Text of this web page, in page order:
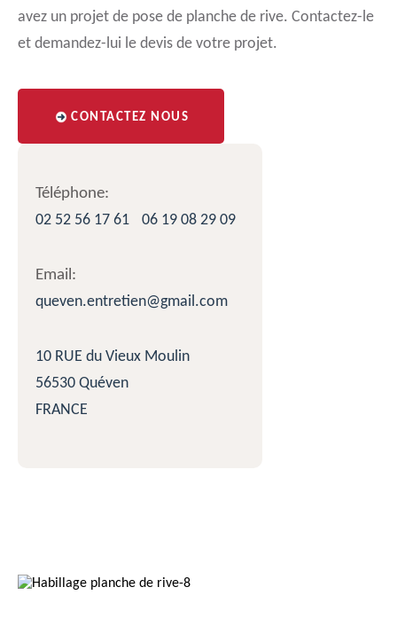
avez un projet de pose de planche de rive. Contactez-le
et demandez-lui le devis de votre projet.
CONTACTEZ NOUS
Téléphone:
02 52 56 17 61
06 19 08 29 09
Email:
queven.entretien@gmail.com
10 RUE du Vieux Moulin
56530 Quéven
FRANCE